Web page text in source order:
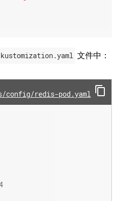
kustomization.yaml 文件中：
config/redis-pod.yaml